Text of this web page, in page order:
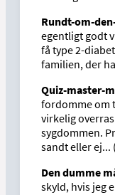
Rundt-om-
egentligt godt
få type 2-
familien, der
Quiz-master-
fordomme om
virkelig
sygdommen.
sandt eller
Den dumme
skyld, hvis jeg